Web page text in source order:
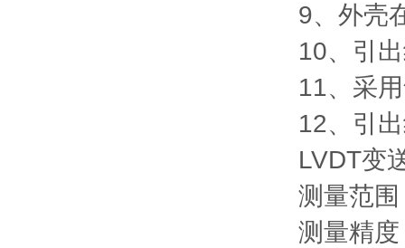
9、外壳
10、引
11、采
12、引
LVDT变
测量范
测量精